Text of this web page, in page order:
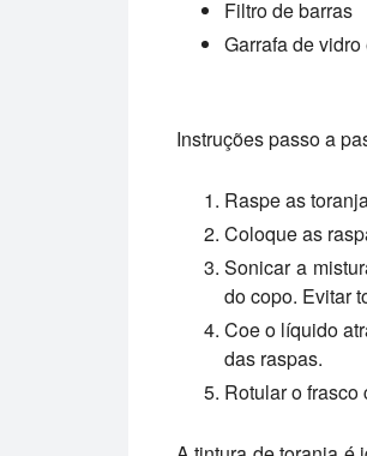
Filtro de barras
Garrafa de
Instruções passo a
Raspe as
Coloque as
Sonicar a
do copo. Evitar
Coe o líquido
das raspas.
Rotular o frasco